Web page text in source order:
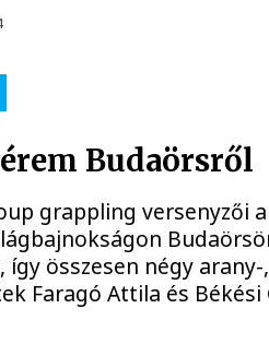
Budaörsről
grappling versenyzői
összesen négy
Faragó Attila és